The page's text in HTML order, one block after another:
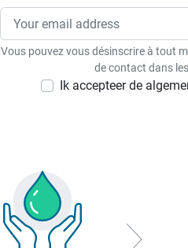
Vous pouvez vous désinscrire à tout
de contact dans
Ik accepteer de